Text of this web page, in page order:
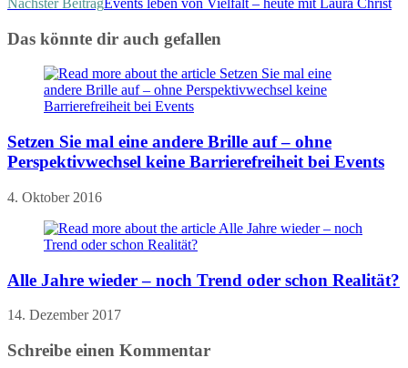
Nächster BeitragEvents leben von Vielfalt – heute mit Laura Christ
Das könnte dir auch gefallen
Setzen Sie mal eine andere Brille auf – ohne
Perspektivwechsel keine Barrierefreiheit bei Events
4. Oktober 2016
Alle Jahre wieder – noch Trend oder schon Realität?
14. Dezember 2017
Schreibe einen Kommentar